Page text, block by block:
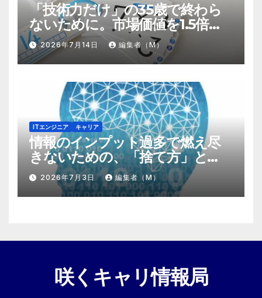
「技術力だけ」の35歳で終わら
ないために。市場価値を1.5倍に
する『プラスα』の掛け算
2026年7月14日 編集者（M）
ITエンジニア キャリア
情報のインプット過多で燃え尽
きないための、「捨て方」と
「情報の絞り方」
2026年7月3日 編集者（M）
咲くキャリ情報局